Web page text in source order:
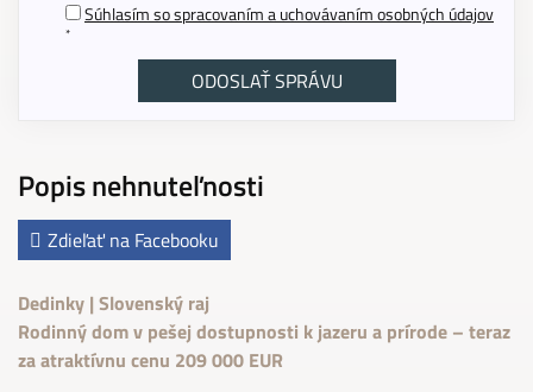
Popis nehnuteľnosti
Zdieľať na Facebooku
Dedinky | Slovenský raj
Rodinný dom v pešej dostupnosti k jazeru a prírode – teraz
za atraktívnu cenu 209 000 EUR
Súhlasím so spracovaním a uchovávaním osobných údajov
*